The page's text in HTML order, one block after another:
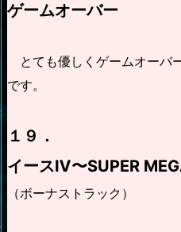
ゲームオーバー
とても優しくゲームオーバ
です。
１９．
イースⅣ〜SUPER
（ボーナストラック ）